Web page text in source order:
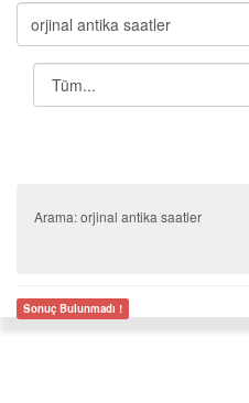
Arama: orjinal antika saatler
Sonuç Bulunmadı !